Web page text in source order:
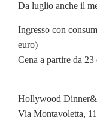
Da luglio anche il
Ingresso con
euro)
Cena a partire da 23
Hollywood
Via Montavoletta, 11